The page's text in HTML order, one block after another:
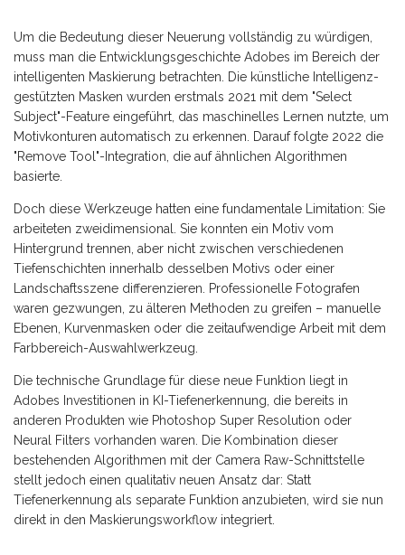
Um die Bedeutung dieser Neuerung vollständig zu würdigen,
muss man die Entwicklungsgeschichte Adobes im Bereich der
intelligenten Maskierung betrachten. Die künstliche Intelligenz-
gestützten Masken wurden erstmals 2021 mit dem "Select
Subject"-Feature eingeführt, das maschinelles Lernen nutzte, um
Motivkonturen automatisch zu erkennen. Darauf folgte 2022 die
"Remove Tool"-Integration, die auf ähnlichen Algorithmen
basierte.
Doch diese Werkzeuge hatten eine fundamentale Limitation: Sie
arbeiteten zweidimensional. Sie konnten ein Motiv vom
Hintergrund trennen, aber nicht zwischen verschiedenen
Tiefenschichten innerhalb desselben Motivs oder einer
Landschaftsszene differenzieren. Professionelle Fotografen
waren gezwungen, zu älteren Methoden zu greifen – manuelle
Ebenen, Kurvenmasken oder die zeitaufwendige Arbeit mit dem
Farbbereich-Auswahlwerkzeug.
Die technische Grundlage für diese neue Funktion liegt in
Adobes Investitionen in KI-Tiefenerkennung, die bereits in
anderen Produkten wie Photoshop Super Resolution oder
Neural Filters vorhanden waren. Die Kombination dieser
bestehenden Algorithmen mit der Camera Raw-Schnittstelle
stellt jedoch einen qualitativ neuen Ansatz dar: Statt
Tiefenerkennung als separate Funktion anzubieten, wird sie nun
direkt in den Maskierungsworkflow integriert.